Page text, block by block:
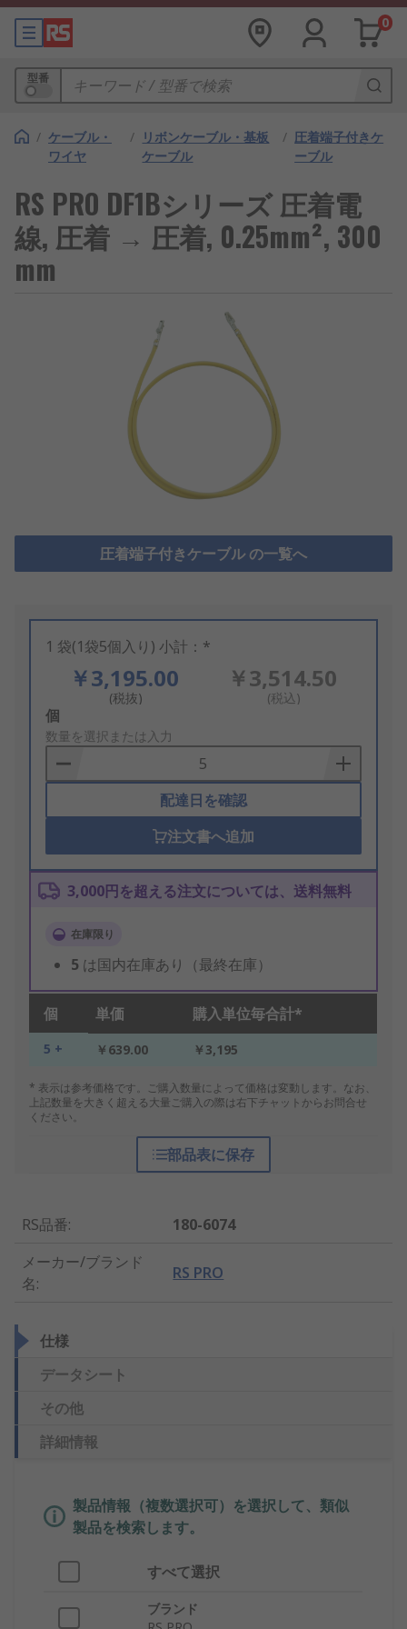
0
型番
/ ケーブル・
ワイヤ
/ リボンケーブル・基板
ケーブル
/ 圧着端子付きケ
ーブル
RS PRO DF1Bシリーズ 圧着電
線, 圧着 → 圧着, 0.25mm², 300
mm
圧着端子付きケーブル の一覧へ
1 袋(1袋5個入り) 小計：*
￥3,195.00
(税抜)
￥3,514.50
(税込)
Add
to
Basket
個
数量を選択または入力
配達日を確認
注文書へ追加
3,000円を超える注文については、送料無料
在庫限り
5 は国内在庫あり（最終在庫）
個 単価 購入単位毎合計*
5 + ￥639.00 ￥3,195
* 表示は参考価格です。ご購入数量によって価格は変動します。なお、
上記数量を大きく超える大量ご購入の際は右下チャットからお問合せ
ください。
部品表に保存
RS品番:
180-6074
メーカー/ブランド
名:
RS PRO
仕様
データシート
その他
詳細情報
製品情報（複数選択可）を選択して、類似
製品を検索します。
すべて選択
ブランド